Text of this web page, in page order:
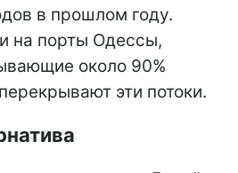
в прошлом году.
на порты Одессы,
около 90%
эти потоки.